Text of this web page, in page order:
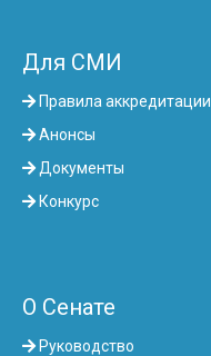
Для СМИ
Правила аккредитации
Анонсы
Документы
Конкурс
О Сенате
Руководство